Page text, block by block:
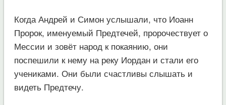
Когда Андрей и Симон услышали, что Иоанн
Пророк, именуемый Предтечей, пророчествует о
Мессии и зовёт народ к покаянию, они
поспешили к нему на реку Иордан и стали его
учениками. Они были счастливы слышать и
видеть Предтечу.